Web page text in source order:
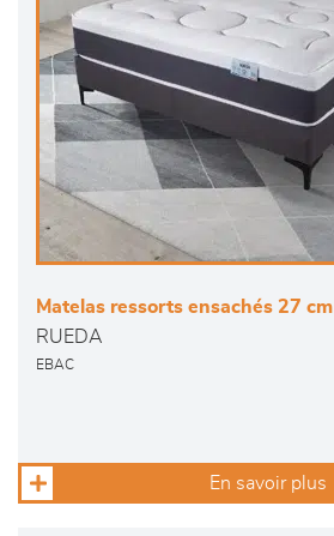
Matelas ressorts ensachés 27 cm
RUEDA
EBAC
En savoir plus